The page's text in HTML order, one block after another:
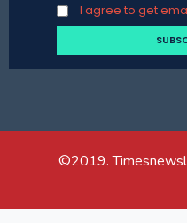
I agree to get
©2019.